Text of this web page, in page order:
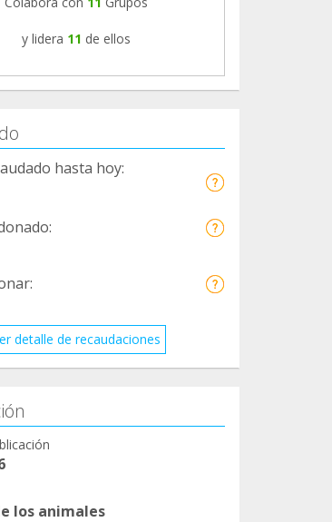
y lidera 11 de ellos
hasta hoy:
detalle de recaudaciones
los animales